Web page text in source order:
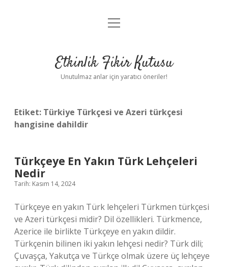
Anasayfa
Yasal Uyarı
menüyü
Etkinlik Fikir Kutusu
Unutulmaz anlar için yaratıcı öneriler!
Etiket: Türkiye Türkçesi ve Azeri türkçesi
hangisine dahildir
Türkçeye En Yakın Türk Lehçeleri
Nedir
Tarih: Kasım 14, 2024
Türkçeye en yakın Türk lehçeleri Türkmen türkçesi
ve Azeri türkçesi midir? Dil özellikleri. Türkmence,
Azerice ile birlikte Türkçeye en yakın dildir.
Türkçenin bilinen iki yakın lehçesi nedir? Türk dili;
Çuvaşça, Yakutça ve Türkçe olmak üzere üç lehçeye